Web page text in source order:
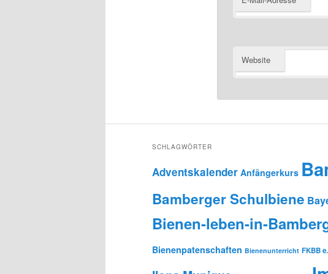
Website
SCHLAGWÖRTER
Adventskalender Anfängerkurs
Bamberger Schulbiene
Bienen-leben-in-
Bienenpatenschaften Bienenunterricht FKBB